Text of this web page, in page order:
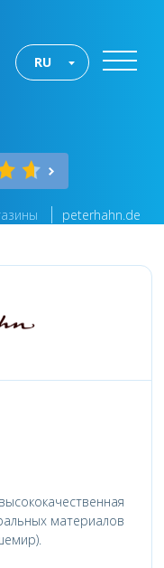
RU
peterhahn.de
материалов